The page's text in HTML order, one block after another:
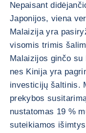
Nepaisant
Japonijos, viena
Malaizija yra
visomis trimis
Malaizijos ginčo su
nes Kinija yra
investicijų šaltinis.
prekybos
nustatomas 19 %
suteikiamos